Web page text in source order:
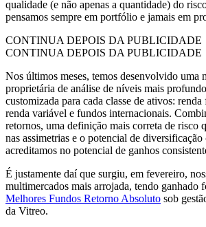
qualidade (e não apenas a quantidade) do
pensamos sempre em portfólio e jamais em
CONTINUA DEPOIS DA PUBLICIDADE
CONTINUA DEPOIS DA PUBLICIDADE
Nos últimos meses, temos desenvolvido uma
proprietária de análise de níveis mais
customizada para cada classe de ativos:
renda variável e fundos internacionais.
retornos, uma definição mais correta de risco
nas assimetrias e o potencial de
acreditamos no potencial de ganhos
É justamente daí que surgiu, em fevereiro,
multimercados mais arrojada, tendo ganhado
Melhores Fundos Retorno Absoluto sob
da Vitreo.